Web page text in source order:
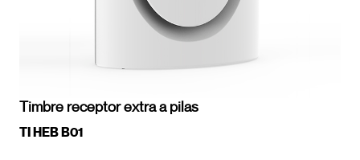
Timbre receptor extra a pilas
TI HEB B01